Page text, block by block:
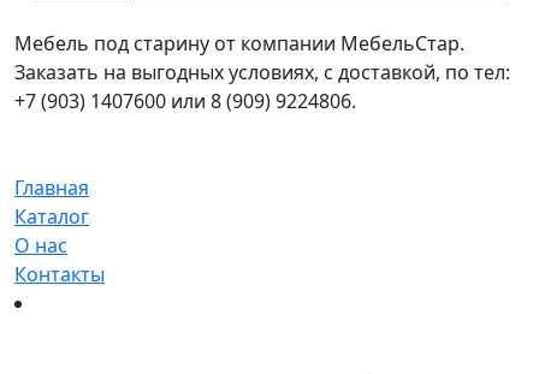
Мебель под старину от компании МебельСтар.
Заказать на выгодных условиях, с доставкой, по тел:
+7 (903) 1407600 или 8 (909) 9224806.
Главная
Каталог
О нас
Контакты